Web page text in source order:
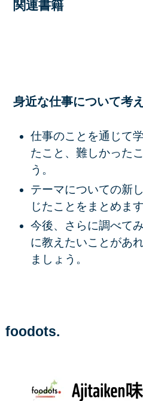
関連書籍
身近な仕事について考
仕事のことを通じて
たこと、難しかった
う。
テーマについての新
じたことをまとめます
今後、さらに調べて
に教えたいことがあ
ましょう。
foodots.